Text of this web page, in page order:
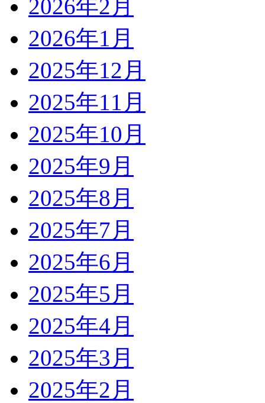
2026年2月
2026年1月
2025年12月
2025年11月
2025年10月
2025年9月
2025年8月
2025年7月
2025年6月
2025年5月
2025年4月
2025年3月
2025年2月